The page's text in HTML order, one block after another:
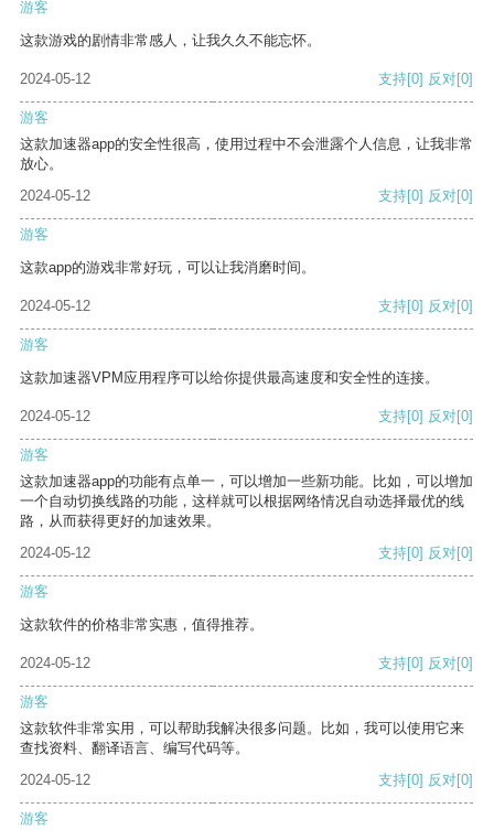
游客
这款游戏的剧情非常感人，让我久久不能忘怀。
2024-05-12 支持[0] 反对[0]
游客
这款加速器app的安全性很高，使用过程中不会泄露个人信息，让我非常
放心。
2024-05-12
支持[0] 反对[0]
游客
这款app的游戏非常好玩，可以让我消磨时间。
2024-05-12 支持[0] 反对[0]
游客
这款加速器VPM应用程序可以给你提供最高速度和安全性的连接。
2024-05-12 支持[0] 反对[0]
游客
这款加速器app的功能有点单一，可以增加一些新功能。比如，可以增加
一个自动切换线路的功能，这样就可以根据网络情况自动选择最优的线
路，从而获得更好的加速效果。
2024-05-12
支持[0] 反对[0]
游客
这款软件的价格非常实惠，值得推荐。
2024-05-12 支持[0] 反对[0]
游客
这款软件非常实用，可以帮助我解决很多问题。比如，我可以使用它来
查找资料、翻译语言、编写代码等。
2024-05-12
支持[0] 反对[0]
游客